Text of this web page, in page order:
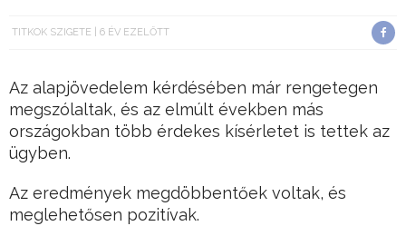
TITKOK SZIGETE 6 ÉV EZELŐTT
Az alapjövedelem kérdésében már rengetegen
megszólaltak, és az elmúlt években más
országokban több érdekes kísérletet is tettek az
ügyben.
Az eredmények megdöbbentőek voltak, és
meglehetősen pozitívak.